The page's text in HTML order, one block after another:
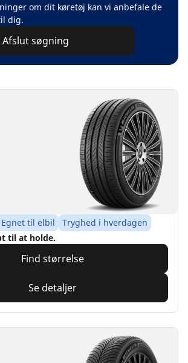
om dit køretøj kan vi anbefale de
dig.
Afslut søgning
Egnet til elbil
Tryghed i hverdagen
til at holde.
Find størrelse
Se detaljer